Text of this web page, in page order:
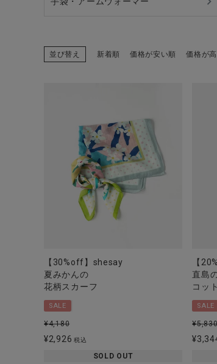
並び替え 新着順 価格が安い順 価格が
【30%off】shesay
夏みかんの
花柄スカーフ
SALE
¥4,180
¥2,926 税込
SOLD OUT
【
直島
コッ
SALE
¥
¥